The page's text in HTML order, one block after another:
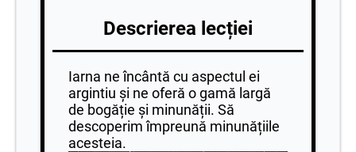
Descrierea lecției
Iarna ne încântă cu aspectul ei
argintiu și ne oferă o gamă largă
de bogăție și minunății. Să
descoperim împreună minunățiile
acesteia.